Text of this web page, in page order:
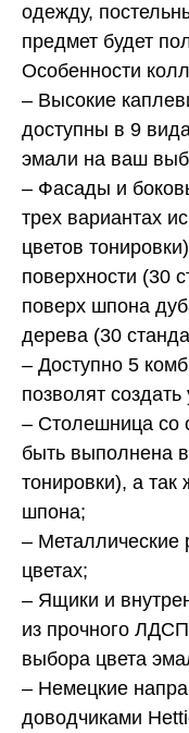
одежду,
предмет будет
Особенности
– Высокие
доступны в 9
эмали на ваш
– Фасады и
трех вариантах
цветов
поверхности (30
поверх шпона
дерева (30
– Доступно 5
позволят
– Столешница со
быть выполнена
тонировки), а
шпона;
– Металлические
цветах;
– Ящики и
из прочного
выбора цвета
– Немецкие
доводчиками